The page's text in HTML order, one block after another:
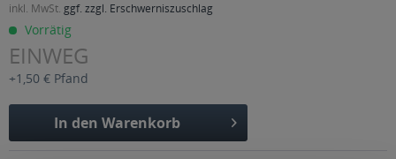
inkl. MwSt. ggf. zzgl. Erschwerniszuschlag
Vorrätig
EINWEG
+1,50 € Pfand
In den Warenkorb